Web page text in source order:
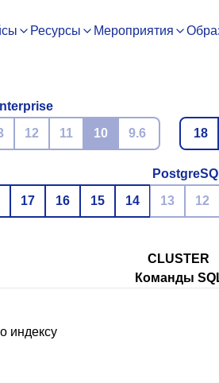
Ресурсы Мероприятия
12 11 10 9.6
18
17 16 15 14 13 12
CLUSTER
Команды
индексу